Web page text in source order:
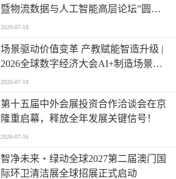
暨物流数据与人工智能高层论坛”圆满
成功举办
2026-07-18
场景驱动价值变革 产教赋能智造升级 |
2026全球数字经济大会AI+制造场景落
地国际论坛成功举办
2026-07-18
第十五届中外会展投资合作洽谈会在京
隆重启幕，释放全年发展关键信号！
2026-07-16
智净未来・绿动全球2027第二届澳门国
际环卫清洁展全球招展正式启动